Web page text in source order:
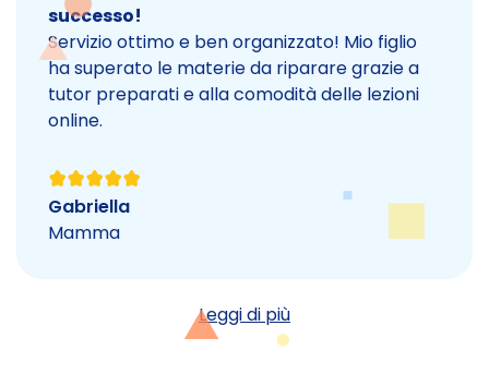
successo!
Servizio ottimo e ben organizzato! Mio figlio
ha superato le materie da riparare grazie a
tutor preparati e alla comodità delle lezioni
online.
Gabriella
Mamma
Leggi di più